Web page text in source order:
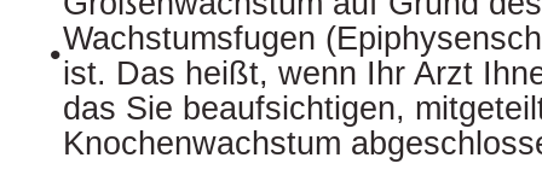
•Wachstumsfugen
ist. Das heißt, wenn Ihr Arzt
das Sie beaufsichtigen,
Knochenwachstum